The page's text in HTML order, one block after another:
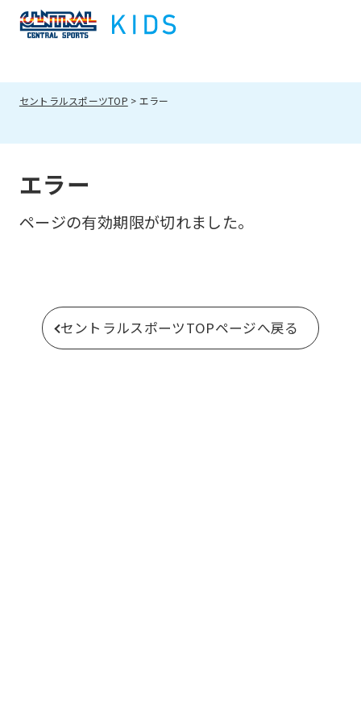
セントラルスポーツTOP エラー
エラー
ページの有効期限が切れました。
セントラルスポーツTOPページへ戻る